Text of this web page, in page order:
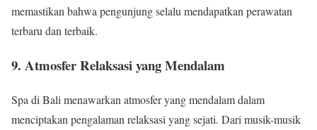
memastikan bahwa pengunjung selalu mendapatkan perawatan
terbaru dan terbaik.
9. Atmosfer Relaksasi yang Mendalam
Spa di Bali menawarkan atmosfer yang mendalam dalam
menciptakan pengalaman relaksasi yang sejati. Dari musik-musik